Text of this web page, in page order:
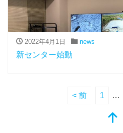
2022年4月1日 news
新センター始動
< 前 1 …